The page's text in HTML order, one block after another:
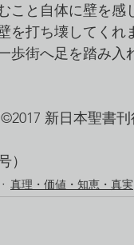
こと自体に壁を感
を打ち壊してく
歩街へ足を踏み
新日本聖書
）
真理・価値・知恵・真実